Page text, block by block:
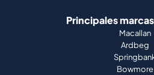
Principales
Macallan
Ardbeg
Bowmore